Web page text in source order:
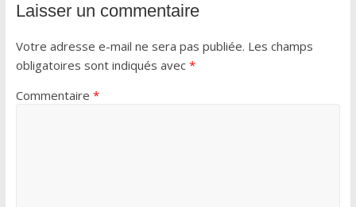
Laisser un commentaire
Votre adresse e-mail ne sera pas publiée. Les champs
obligatoires sont indiqués avec *
Commentaire *